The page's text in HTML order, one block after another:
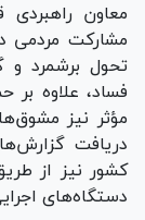
معاون راهبردی
مشارکت مردمی
تحول برشمرد و
فساد، علاوه بر
مؤثر نیز
دریافت
دستگاه‌های